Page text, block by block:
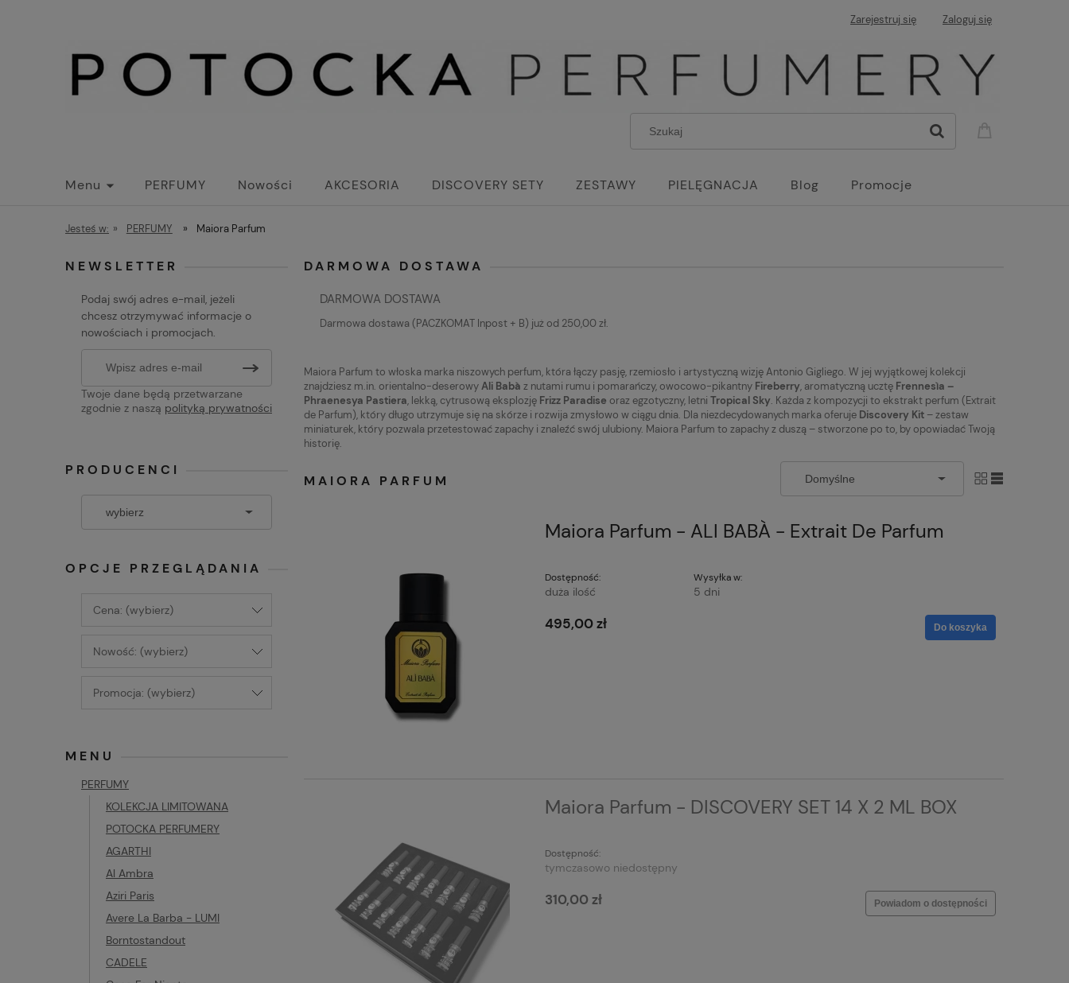
Zarejestruj się Zaloguj się
Menu PERFUMY Nowości AKCESORIA DISCOVERY SETY ZESTAWY PIELĘGNACJA Blog Promocje
KOLEKCJA LIMITOWANA
Jesteś w: » PERFUMY » Maiora Parfum
NEWSLETTER
Podaj swój adres e-mail, jeżeli
chcesz otrzymywać informacje o
nowościach i promocjach.
Twoje dane będą przetwarzane
zgodnie z naszą polityką prywatności
PRODUCENCI
OPCJE PRZEGLĄDANIA
Cena: (wybierz)
Nowość: (wybierz)
Promocja: (wybierz)
MENU
PERFUMY
KOLEKCJA LIMITOWANA
POTOCKA PERFUMERY
AGARTHI
Al Ambra
Aziri Paris
Avere La Barba - LUMI
Borntostandout
CADELE
DARMOWA DOSTAWA
DARMOWA DOSTAWA
Darmowa dostawa (PACZKOMAT Inpost + B) już od 250,00 zł.
Maiora Parfum to włoska marka niszowych perfum, która łączy pasję, rzemiosło i artystyczną wizję Antonio Gigliego. W jej wyjątkowej kolekcji
znajdziesz m.in. orientalno-deserowyAli Babà z nutami rumu i pomarańczy, owocowo-pikantny Fireberry, aromatyczną ucztę Frennesìa –
Phraenesya Pastiera, lekką, cytrusową eksplozję Frizz Paradise oraz egzotyczny, letni Tropical Sky. Każda z kompozycji to ekstrakt perfum (Extrait
de Parfum), który długo utrzymuje się na skórze i rozwija zmysłowo w ciągu dnia. Dla niezdecydowanych marka oferuje Discovery Kit – zestaw
miniaturek, który pozwala przetestować zapachy i znaleźć swój ulubiony. Maiora Parfum to zapachy z duszą – stworzone po to, by opowiadać Twoją
historię.
MAIORA PARFUM
Maiora Parfum - ALI BABÀ - Extrait De Parfum
Dostępność:
duża ilość
Wysyłka w:
5 dni
495,00 zł Do koszyka
Maiora Parfum - DISCOVERY SET 14 X 2 ML BOX
Dostępność:
tymczasowo niedostępny
310,00 zł Powiadom o dostępności